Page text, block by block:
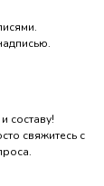
составу!
свяжитесь с